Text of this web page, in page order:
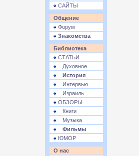
САЙТЫ
Общение
Форум
Знакомства
Библиотека
СТАТЬИ
Духовное
История
Интервью
Израиль
ОБЗОРЫ
Книги
Музыка
Фильмы
ЮМОР
О нас